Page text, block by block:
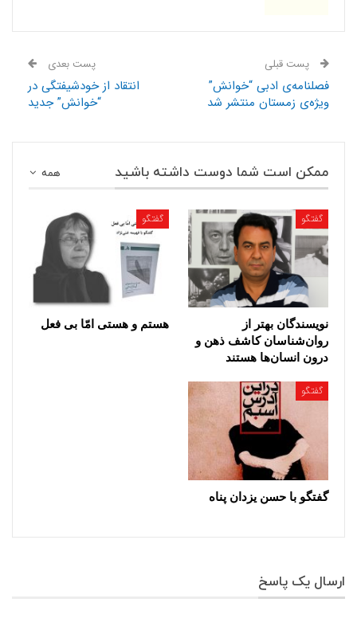
پست قبلی
فصلنامه‌ی ادبی “خوانش”
ویژه‌ی زمستان منتشر شد
پست بعدی
انتقاد از خودشیفتگی در
“خوانش” جدید
همه ممکن است شما دوست داشته باشید
گفتگو
نویسندگان بهتر از
روان‌شناسان کاشف ذهن و
درون انسان‌ها هستند
گفتگو
هستم و هستی امّا بی فعل
گفتگو
گفتگو با حسن یزدان پناه
ارسال یک پاسخ